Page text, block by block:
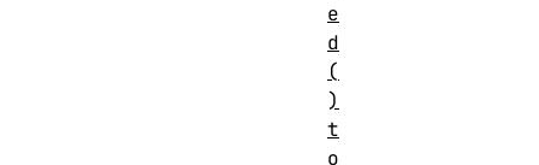
e
d
(
)
t
o